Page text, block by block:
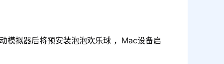
模拟器后将预安装泡泡欢乐球 ，Mac设备启